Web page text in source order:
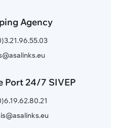
Agency
Port 24/7 SIVEP